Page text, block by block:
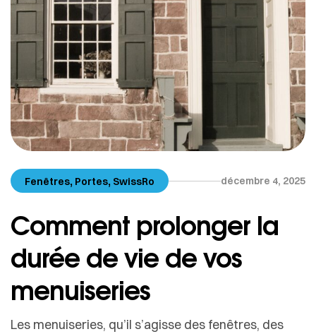
majeures.Une […]
Fenêtres, Portes, SwissRo décembre 4, 2025
Comment prolonger la
durée de vie de vos
menuiseries
Les menuiseries, qu’il s’agisse des fenêtres, des